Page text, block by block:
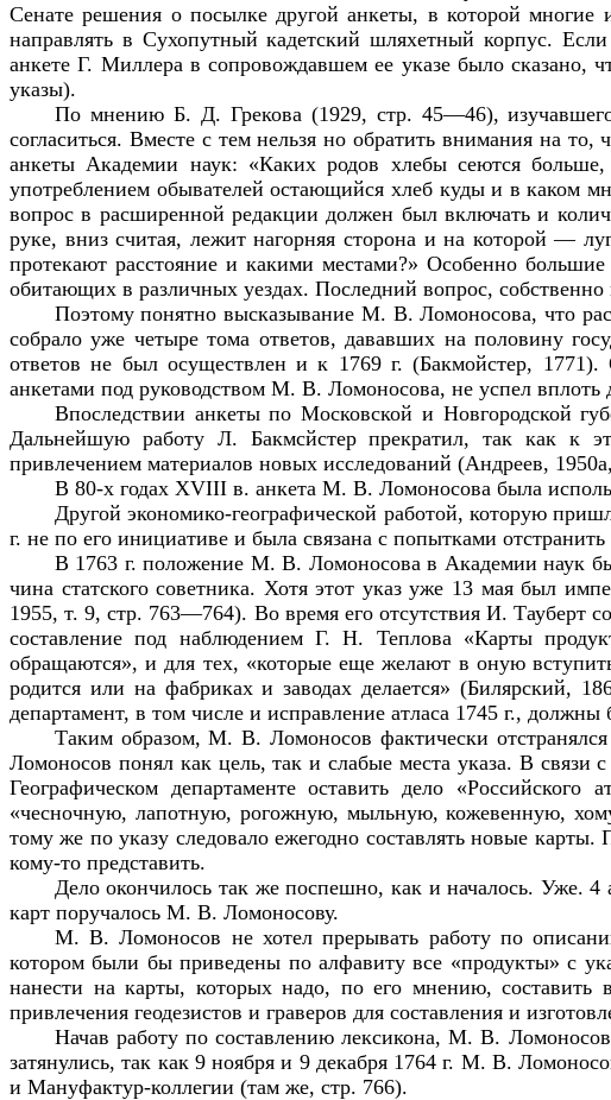
Сенате решения о посылке другой анкеты, в которой
направлять в Сухопутный кадетский шляхетный корпус.
анкете Г. Миллера в сопровождавшем ее указе было сказано,
указы).
По мнению Б. Д. Грекова (1929, стр. 45—46), изучавшего
согласиться. Вместе с тем нельзя но обратить внимания на
анкеты Академии наук: «Каких родов хлебы сеются
употреблением обывателей остающийся хлеб куды и в каком
вопрос в расширенной редакции должен был включать и
руке, вниз считая, лежит нагорняя сторона и на которой —
протекают расстояние и какими местами?» Особенно
обитающих в различных уездах. Последний вопрос,
Поэтому понятно высказывание М. В. Ломоносова, что
собрало уже четыре тома ответов, дававших на половину
ответов не был осуществлен и к 1769 г. (Бакмойстер,
анкетами под руководством М. В. Ломоносова, не успел вплоть
Впоследствии анкеты по Московской и Новгородской
Дальнейшую работу Л. Бакмсйстер прекратил, так как к
привлечением материалов новых исследований (Андреев,
В 80-х годах XVIIIв. анкета М. В. Ломоносова была
Другой экономико-географической работой, которую
г. не по его инициативе и была связана с попытками
В 1763 г. положение М. В. Ломоносова в Академии наук
чина статского советника. Хотя этот указ уже 13 мая был
1955, т. 9, стр. 763—764). Во время его отсутствия И. Тауберт
составление под наблюдением Г. Н. Теплова «Карты
обращаются», и для тех, «которые еще желают в оную
родится или на фабриках и заводах делается» (Билярский,
департамент, в том числе и исправление атласа 1745 г.,
Таким образом, М. В. Ломоносов фактически
Ломоносов понял как цель, так и слабые места указа. В связи
Географическом департаменте оставить дело
«чесночную, лапотную, рогожную, мыльную, кожевенную,
тому же по указу следовало ежегодно составлять новые
кому-то представить.
Дело окончилось так же поспешно, как и началось. Уже. 4
карт поручалось М. В. Ломоносову.
М. В. Ломоносов не хотел прерывать работу по
котором были бы приведены по алфавиту все «продукты» с
нанести на карты, которых надо, по его мнению,
привлечения геодезистов и граверов для составления и
Начав работу по составлению лексикона, М. В.
затянулись, так как 9 ноября и 9 декабря 1764 г. М. В.
и Мануфактур-коллегии (там же, стр. 766).